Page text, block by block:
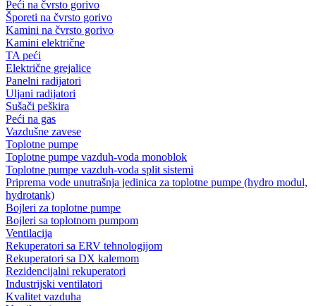
Peći na čvrsto gorivo
Šporeti na čvrsto gorivo
Kamini na čvrsto gorivo
Kamini električne
TA peći
Električne grejalice
Panelni radijatori
Uljani radijatori
Sušači peškira
Peći na gas
Vazdušne zavese
Toplotne pumpe
Toplotne pumpe vazduh-voda monoblok
Toplotne pumpe vazduh-voda split sistemi
Priprema vode unutrašnja jedinica za toplotne pumpe (hydro modul,
hydrotank)
Bojleri za toplotne pumpe
Bojleri sa toplotnom pumpom
Ventilacija
Rekuperatori sa ERV tehnologijom
Rekuperatori sa DX kalemom
Rezidencijalni rekuperatori
Industrijski ventilatori
Kvalitet vazduha